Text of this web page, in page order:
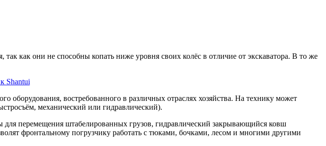
как они не способны копать ниже уровня своих колёс в отличие от экскаватора. В то же
оборудования, востребованного в различных отраслях хозяйства. На технику может
механический или гидравлический).
перемещения штабелированных грузов, гидравлический закрывающийся ковш
фронтальному погрузчику работать с тюками, бочками, лесом и многими другими